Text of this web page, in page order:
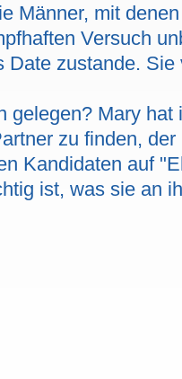
Männer, mit
Versuch
Date zustande.
gelegen? Mary
zu finden,
Kandidaten auf
ist, was sie an